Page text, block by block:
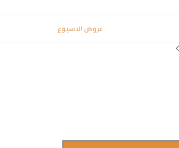
عروض الاسبوع